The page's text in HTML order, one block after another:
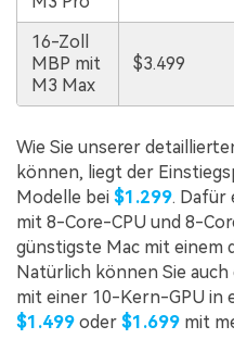
16-Zoll
MBP mit
M3 Max
$3.499
Wie Sie unserer
können, liegt der
Modelle bei $1.299. Dafür
mit 8-Core-CPU und 8-
günstigste Mac mit einem
Natürlich können Sie
mit einer 10-Kern-GPU in
$1.499 oder $1.699 mit